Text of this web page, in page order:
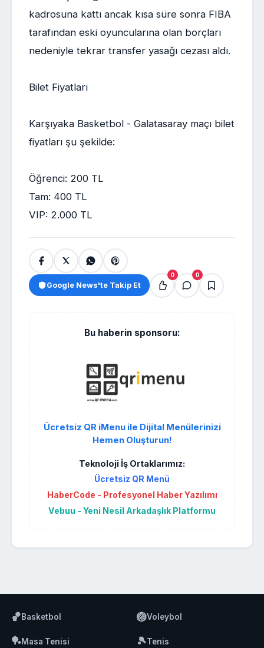
kadrosuna kattı ancak kısa süre sonra FIBA
tarafından eski oyuncularına olan borçları
nedeniyle tekrar transfer yasağı cezası aldı.
Bilet Fiyatları
Karşıyaka Basketbol - Galatasaray maçı bilet
fiyatları şu şekilde:
Öğrenci: 200 TL
Tam: 400 TL
VIP: 2.000 TL
Google News'te Takip Et
0 0
Bu haberin sponsoru:
Ücretsiz QR iMenu ile Dijital Menülerinizi
Hemen Oluşturun!
Teknoloji İş Ortaklarımız:
Ücretsiz QR Menü
HaberCode - Profesyonel Haber Yazılımı
Vebuu - Yeni Nesil Arkadaşlık Platformu
🏀Basketbol 🏐Voleybol
🏓Masa Tenisi 🎾Tenis